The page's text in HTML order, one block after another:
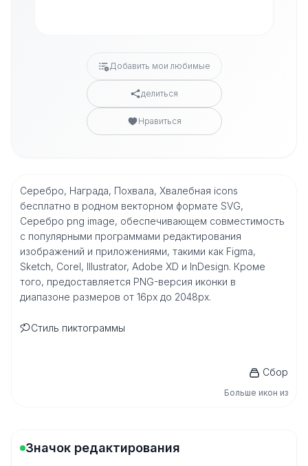
Добавить мои любимые
делиться
Нравиться
Серебро, Награда, Похвала, Хвалебная icons
бесплатно в родном векторном формате SVG,
Серебро png image, обеспечивающем совместимость
с популярными программами редактирования
изображений и приложениями, такими как Figma,
Sketch, Corel, Illustrator, Adobe XD и InDesign. Кроме
того, предоставляется PNG-версия иконки в
диапазоне размеров от 16px до 2048px.
Стиль пиктограммы
Сбор
Больше икон из
Значок редактирования